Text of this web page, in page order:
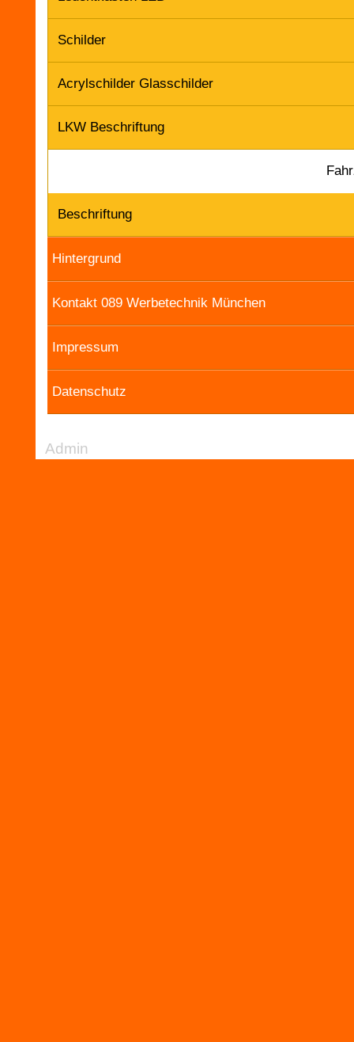
Schilder
Acrylschilder Glasschilder
LKW Beschriftung
Beschriftung
Hintergrund
Kontakt 089 Werbetechnik München
Impressum
Datenschutz
Admin